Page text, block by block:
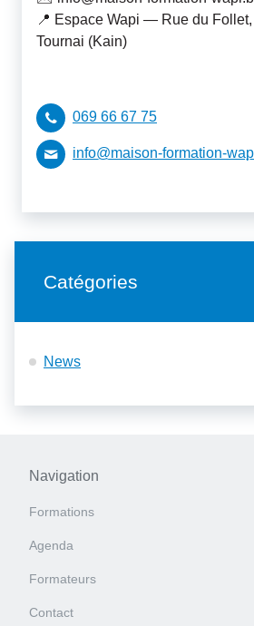
📍 Espace Wapi — Rue du
Tournai (Kain)
069 66 67 75
info@maison-formation-
Catégories
News
Navigation
Formations
Agenda
Formateurs
Contact